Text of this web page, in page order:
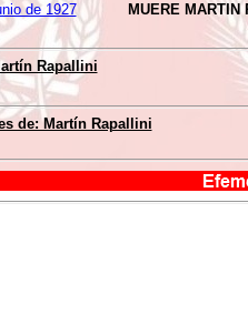
de 1927 MUERE MARTIN
Rapallini
de: Martín Rapallini